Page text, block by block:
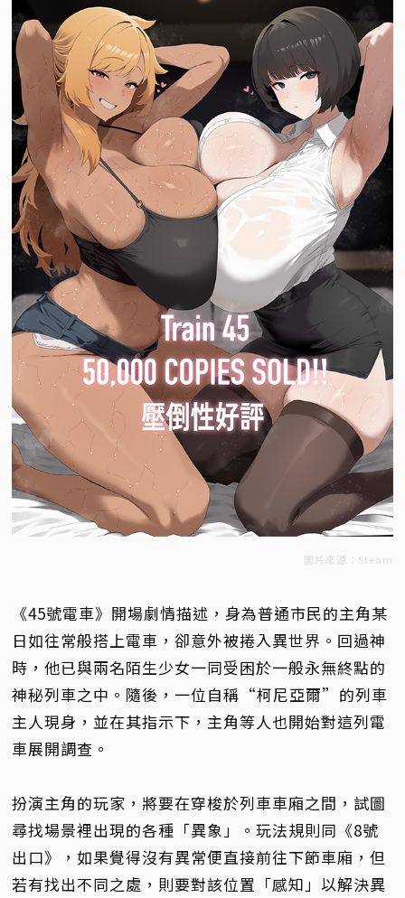
圖片來源：Steam
《45號電車》開場劇情描述，身為普通市民的主角某
日如往常般搭上電車，卻意外被捲入異世界。回過神
時，他已與兩名陌生少女一同受困於一般永無終點的
神秘列車之中。隨後，一位自稱“柯尼亞爾”的列車
主人現身，並在其指示下，主角等人也開始對這列電
車展開調查。
扮演主角的玩家，將要在穿梭於列車車廂之間，試圖
尋找場景裡出現的各種「異象」。玩法規則同《8號
出口》，如果覺得沒有異常便直接前往下節車廂，但
若有找出不同之處，則要對該位置「感知」以解決異